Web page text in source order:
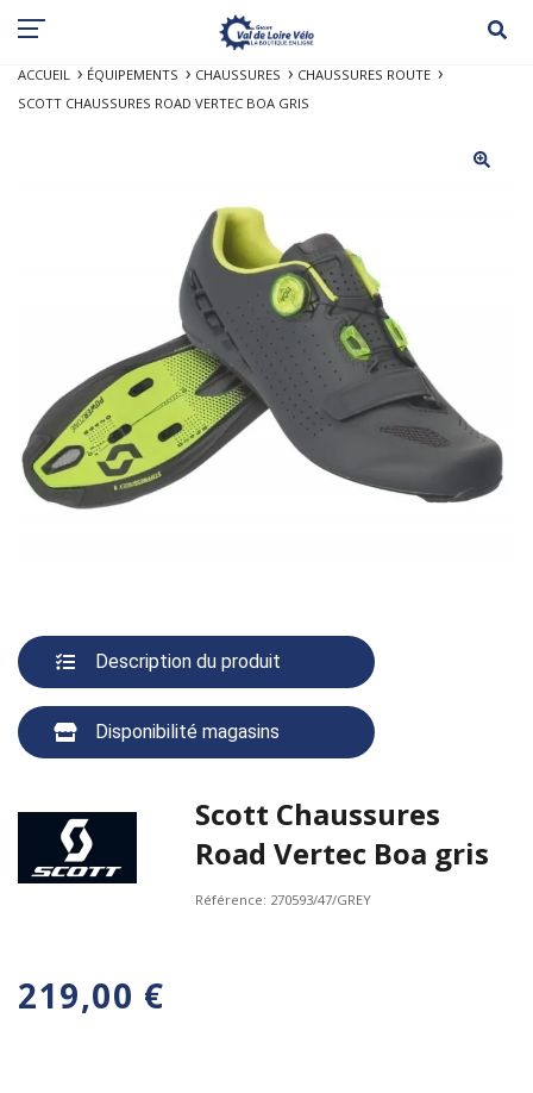
ACCUEIL ÉQUIPEMENTS CHAUSSURES
CHAUSSURES ROUTE
SCOTT CHAUSSURES ROAD VERTEC BOA GRIS
Description du produit
Disponibilité magasins
Scott Chaussures
Road Vertec Boa gris
Référence: 270593/47/GREY
219,00 €